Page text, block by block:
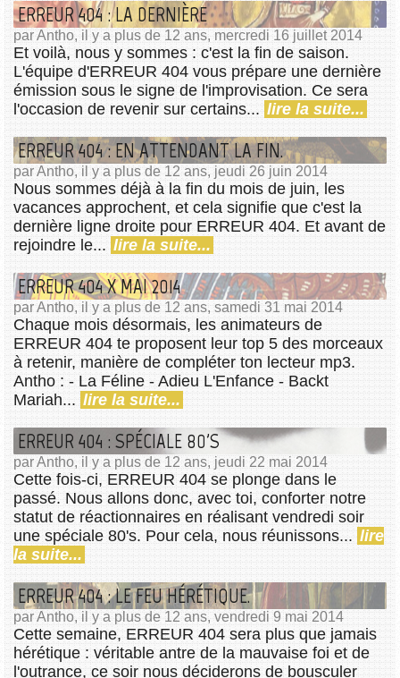
ERREUR 404 : LA DERNIÈRE
par Antho, il y a plus de 12 ans, mercredi 16 juillet 2014
Et voilà, nous y sommes : c'est la fin de saison.
L'équipe d'ERREUR 404 vous prépare une dernière
émission sous le signe de l'improvisation. Ce sera
l'occasion de revenir sur certains... lire la suite...
ERREUR 404 : EN ATTENDANT LA FIN.
par Antho, il y a plus de 12 ans, jeudi 26 juin 2014
Nous sommes déjà à la fin du mois de juin, les
vacances approchent, et cela signifie que c'est la
dernière ligne droite pour ERREUR 404. Et avant de
rejoindre le... lire la suite...
ERREUR 404 X MAI 2014
par Antho, il y a plus de 12 ans, samedi 31 mai 2014
Chaque mois désormais, les animateurs de
ERREUR 404 te proposent leur top 5 des morceaux
à retenir, manière de compléter ton lecteur mp3.
Antho : - La Féline - Adieu L'Enfance - Backt
Mariah... lire la suite...
ERREUR 404 : SPÉCIALE 80'S
par Antho, il y a plus de 12 ans, jeudi 22 mai 2014
Cette fois-ci, ERREUR 404 se plonge dans le
passé. Nous allons donc, avec toi, conforter notre
statut de réactionnaires en réalisant vendredi soir
une spéciale 80's. Pour cela, nous réunissons... lire
la suite...
ERREUR 404 : LE FEU HÉRÉTIQUE.
par Antho, il y a plus de 12 ans, vendredi 9 mai 2014
Cette semaine, ERREUR 404 sera plus que jamais
hérétique : véritable antre de la mauvaise foi et de
l'outrance, ce soir nous déciderons de bousculer